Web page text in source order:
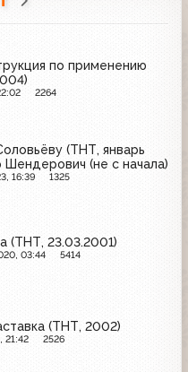
по применению
2264
(ТНТ, январь
Шендерович (не с начала)
16:39 1325
(ТНТ, 23.03.2001)
03:44 5414
(ТНТ, 2002)
21:42 2526